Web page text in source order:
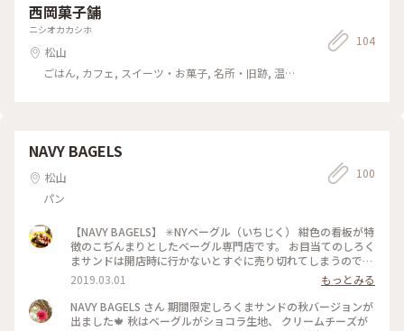
西岡菓子舗
ニシオカカシホ
松山
ごはん, カフェ, スイーツ・お菓子, 名所・旧跡, 温
104
NAVY BAGELS
松山
パン
100
【NAVY BAGELS】 ✳︎NYベーグル（いちじく） 紺色の看板が特
徴のこぢんまりとしたベーグル専門店です。 お目当てのしろく
まサンドは開店時に行かないとすぐに売り切れてしまうので、
この日は購入することができませんでした。 大人気のお店の
ため正午前にはほぼ完売状態です。 今回は黒ベーグルに無花果
が入ったものをチョイス。程良い甘さで無花果との相性がとて
も良く癖なく食べられます。店内でクリームチーズをサンドし
2019.03.01
もっとみる
NAVY BAGELS さん 期間限定しろくまサンドの秋バージョンが
出ました🍁 秋はベーグルがショコラ生地、 クリームチーズが